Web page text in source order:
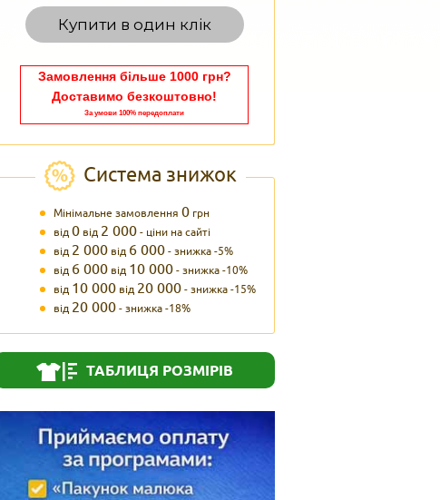
Купити в один клік
Замовлення більше 1000 грн?
Доставимо безкоштовно!
За умови 100% передоплати
Система знижок
Мінімальне замовлення 0 грн
від0 від 2 000- ціни на сайті
від 2 000 від 6 000- знижка -5%
від 6 000 від 10 000- знижка -10%
від 10 000 від 20 000- знижка -15%
від 20 000- знижка -18%
ТАБЛИЦЯ РОЗМІРІВ